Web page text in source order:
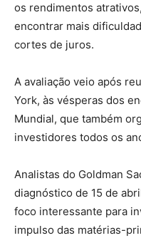
os rendimentos
encontrar mais
cortes de juros.
A avaliação veio após
York, às vésperas dos
Mundial, que também
investidores todos os
Analistas do Goldman
diagnóstico de 15 de
foco interessante para
impulso das matérias-